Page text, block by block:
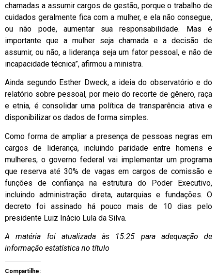
chamadas a assumir cargos de gestão, porque o trabalho de
cuidados geralmente fica com a mulher, e ela não consegue,
ou não pode, aumentar sua responsabilidade. Mas é
importante que a mulher seja chamada e a decisão de
assumir, ou não, a liderança seja um fator pessoal, e não de
incapacidade técnica”, afirmou a ministra.
Ainda segundo Esther Dweck, a ideia do observatório e do
relatório sobre pessoal, por meio do recorte de gênero, raça
e etnia, é consolidar uma política de transparência ativa e
disponibilizar os dados de forma simples.
Como forma de ampliar a presença de pessoas negras em
cargos de liderança, incluindo paridade entre homens e
mulheres, o governo federal vai implementar um programa
que reserva até 30% de vagas em cargos de comissão e
funções de confiança na estrutura do Poder Executivo,
incluindo administração direta, autarquias e fundações. O
decreto foi assinado há pouco mais de 10 dias pelo
presidente Luiz Inácio Lula da Silva.
A matéria foi atualizada às 15:25 para adequação de
informação estatística no título
Compartilhe: